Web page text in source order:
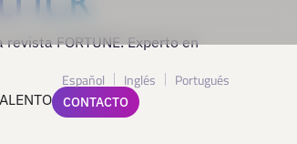
Español Inglés Portugués
CONTACTO
FORTUNE. Experto en